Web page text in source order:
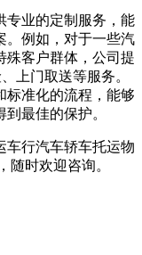
专业的定制服务，能
。例如，对于一些汽
殊客户群体，公司提
上门取送等服务。
标准化的流程，能够
最佳的保护。
车行汽车轿车托运物
随时欢迎咨询。